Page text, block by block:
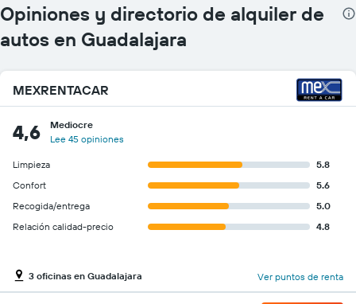
Opiniones y directorio de alquiler de
autos en Guadalajara
MEXRENTACAR
4,6
Mediocre
Lee 45 opiniones
Limpieza
5.8
Confort
5.6
Recogida/entrega
5.0
Relación calidad-precio
4.8
3 oficinas en Guadalajara Ver puntos de renta